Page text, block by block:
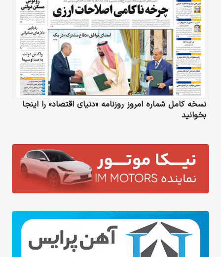
نسخه کامل شماره امروز روزنامه «دنیای‌ اقتصاد» را اینجا
بخوانید